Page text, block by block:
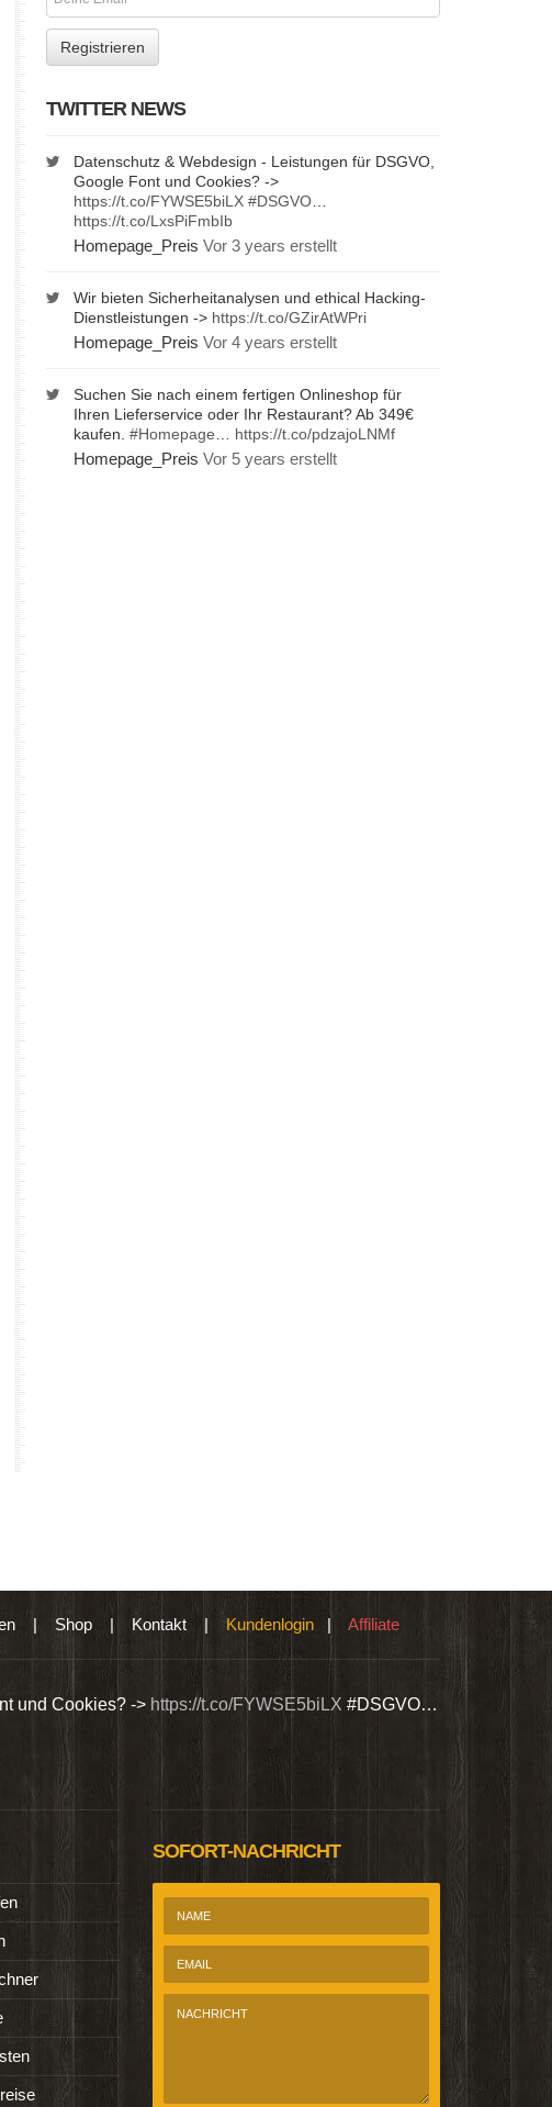
TWITTER NEWS
Datenschutz & Webdesign - Leistungen für DSGVO,
Google Font und Cookies? ->
https://t.co/FYWSE5biLX #DSGVO…
https://t.co/LxsPiFmbIb
Homepage_Preis Vor 3 years erstellt
Wir bieten Sicherheitanalysen und ethical Hacking-
Dienstleistungen -> https://t.co/GZirAtWPri
Homepage_Preis Vor 4 years erstellt
Suchen Sie nach einem fertigen Onlineshop für
Ihren Lieferservice oder Ihr Restaurant? Ab 349€
kaufen. #Homepage https://t.co/pdzajoLNMf
Homepage_Preis Vor 5 years erstellt
| Shop| Kontakt| Kundenlogin| Affiliate
und Cookies? -> https://t.co/FYWSE5biLX #DSGVO…
Wir bieten
SOFORT-NACHRICHT